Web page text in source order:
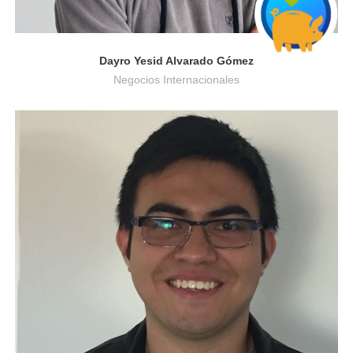
Dayro Yesid Alvarado Gómez
Negocios Internacionales
Ingeniería Electrónica